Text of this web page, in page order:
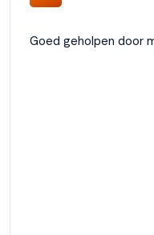
Goed geholpen door